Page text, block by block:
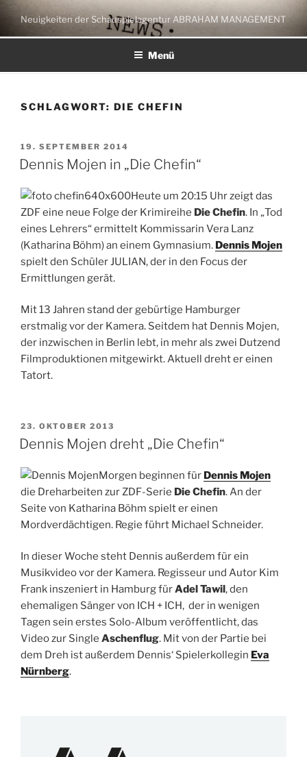
Zum
Inhalt
springen
Neuigkeiten der Schauspielagentur ABRAHAM MANAGEMENT
Menü
SCHLAGWORT: DIE CHEFIN
VERÖFFENTLICHT
AM
19. SEPTEMBER 2014
Dennis Mojen in „Die Chefin“
Heute um 20:15 Uhr zeigt das
ZDF eine neue Folge der Krimireihe Die Chefin. In „Tod
eines Lehrers“ ermittelt Kommissarin Vera Lanz
(Katharina Böhm) an einem Gymnasium. Dennis Mojen
spielt den Schüler JULIAN, der in den Focus der
Ermittlungen gerät.
Mit 13 Jahren stand der gebürtige Hamburger
erstmalig vor der Kamera. Seitdem hat Dennis Mojen,
der inzwischen in Berlin lebt, in mehr als zwei Dutzend
Filmproduktionen mitgewirkt. Aktuell dreht er einen
Tatort.
VERÖFFENTLICHT
AM
23. OKTOBER 2013
Dennis Mojen dreht „Die Chefin“
Morgen beginnen für Dennis Mojen
die Dreharbeiten zur ZDF-Serie Die Chefin. An der
Seite von Katharina Böhm spielt er einen
Mordverdächtigen. Regie führt Michael Schneider.
In dieser Woche steht Dennis außerdem für ein
Musikvideo vor der Kamera. Regisseur und Autor Kim
Frank inszeniert in Hamburg fürAdel Tawil, den
ehemaligen Sänger von ICH + ICH, der in wenigen
Tagen sein erstes Solo-Album veröffentlicht, das
Video zur Single Aschenflug. Mit von der Partie bei
dem Dreh ist außerdem Dennis‘ Spielerkollegin Eva
Nürnberg.